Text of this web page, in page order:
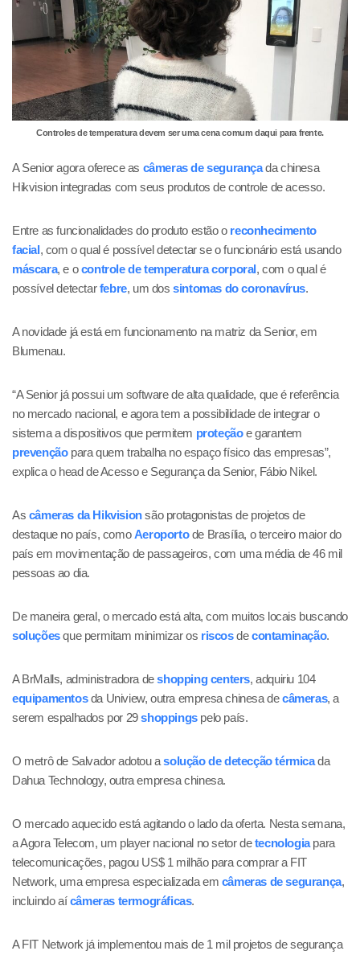
Controles de temperatura devem ser uma cena comum daqui para frente.
A Senior agora oferece as câmeras de segurança da chinesa
Hikvision integradas com seus produtos de controle de acesso.
Entre as funcionalidades do produto estão o reconhecimento
facial, com o qual é possível detectar se o funcionário está usando
máscara, e o controle de temperatura corporal, com o qual é
possível detectar febre, um dossintomas do coronavírus.
A novidade já está em funcionamento na matriz da Senior, em
Blumenau.
“A Senior já possui um software de alta qualidade, que é referência
no mercado nacional, e agora tem a possibilidade de integrar o
sistema a dispositivos que permitem proteçãoe garantem
prevençãopara quem trabalha no espaço físico das empresas”,
explica o head de Acesso e Segurança da Senior, Fábio Nikel.
As câmeras da Hikvisionsão protagonistas de projetos de
destaque no país, comoAeroportode Brasília, o terceiro maior do
país em movimentação de passageiros, com uma média de 46 mil
pessoas ao dia.
De maneira geral, o mercado está alta, com muitos locais buscando
soluçõesque permitam minimizar os riscosdecontaminação.
A BrMalls, administradora deshopping centers, adquiriu 104
equipamentosda Uniview, outra empresa chinesa decâmeras, a
serem espalhados por 29shoppingspelo país.
O metrô de Salvador adotou asolução de detecção térmicada
Dahua Technology, outra empresa chinesa.
O mercado aquecido está agitando o lado da oferta. Nesta semana,
a Agora Telecom, um player nacional no setor detecnologiapara
telecomunicações, pagou US$ 1 milhão para comprar a FIT
Network, uma empresa especializada em câmeras de segurança,
incluindo aícâmeras termográficas.
A FIT Network já implementou mais de 1 mil projetos de segurança